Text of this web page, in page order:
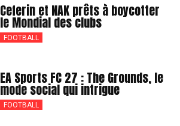
Ceferin et NAK prêts à boycotter
le Mondial des clubs
FOOTBALL
EA Sports FC 27 : The Grounds, le
mode social qui intrigue
FOOTBALL